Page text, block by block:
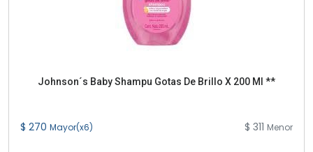
Johnson´s Baby Shampu Gotas De Brillo X 200 Ml **
$ 270 Mayor(x6) $ 311 Menor